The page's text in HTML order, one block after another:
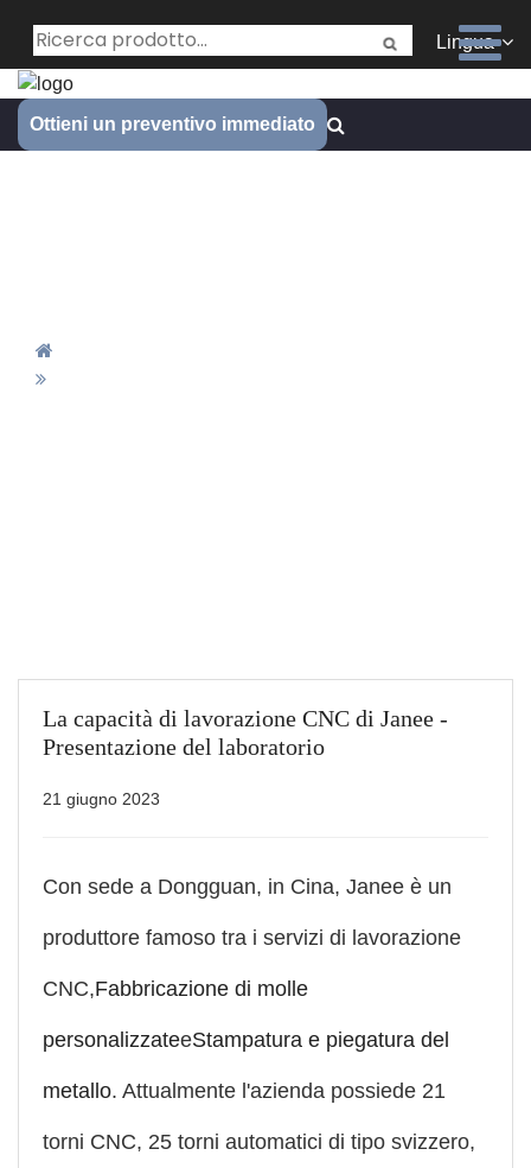
Lingua
Ottieni un preventivo immediato
La capacità di lavorazione CNC di Janee -
Presentazione del laboratorio
21 giugno 2023
Con sede a Dongguan, in Cina, Janee è un
produttore famoso tra i servizi di lavorazione
CNC,Fabbricazione di molle
personalizzateeStampatura e piegatura del
metallo. Attualmente l'azienda possiede 21
torni CNC, 25 torni automatici di tipo svizzero,